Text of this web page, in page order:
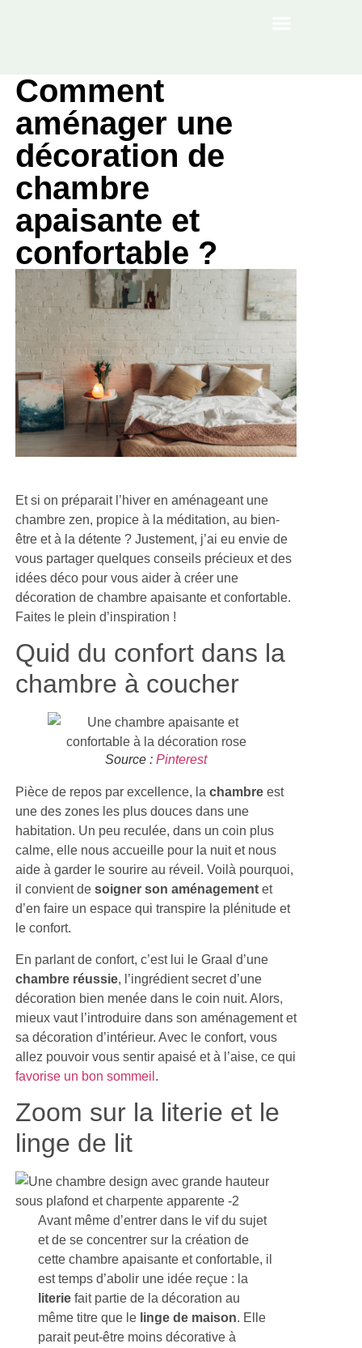
Comment
aménager une
décoration de
chambre
apaisante et
confortable ?
Et si on préparait l’hiver en aménageant une
chambre zen, propice à la méditation, au bien-
être et à la détente ? Justement, j’ai eu envie de
vous partager quelques conseils précieux et des
idées déco pour vous aider à créer une
décoration de chambre apaisante et confortable.
Faites le plein d’inspiration !
Quid du confort dans la
chambre à coucher
Source :Pinterest
Pièce de repos par excellence, lachambre est
une des zones les plus douces dans une
habitation. Un peu reculée, dans un coin plus
calme, elle nous accueille pour la nuit et nous
aide à garder le sourire au réveil. Voilà pourquoi,
il convient desoigner son aménagement et
d’en faire un espace qui transpire la plénitude et
le confort.
En parlant de confort, c’est lui le Graal d’une
chambre réussie, l’ingrédient secret d’une
décoration bien menée dans le coin nuit. Alors,
mieux vaut l’introduire dans son aménagement et
sa décoration d’intérieur. Avec le confort, vous
allez pouvoir vous sentir apaisé et à l’aise, ce qui
favorise un bon sommeil.
Zoom sur la literie et le
linge de lit
Avant même d’entrer dans le vif du sujet
et de se concentrer sur la création de
cette chambre apaisante et confortable, il
est temps d’abolir une idée reçue : la
literiefait partie de la décoration au
même titre que le linge de maison. Elle
parait peut-être moins décorative à